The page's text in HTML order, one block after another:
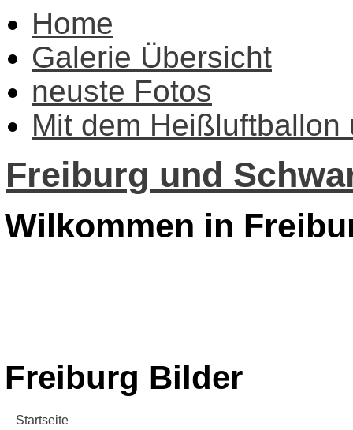
Home
Galerie Übersicht
neuste Fotos
Mit dem Heißluftballon
Freiburg und
Wilkommen in
Freiburg Bilder
Startseite